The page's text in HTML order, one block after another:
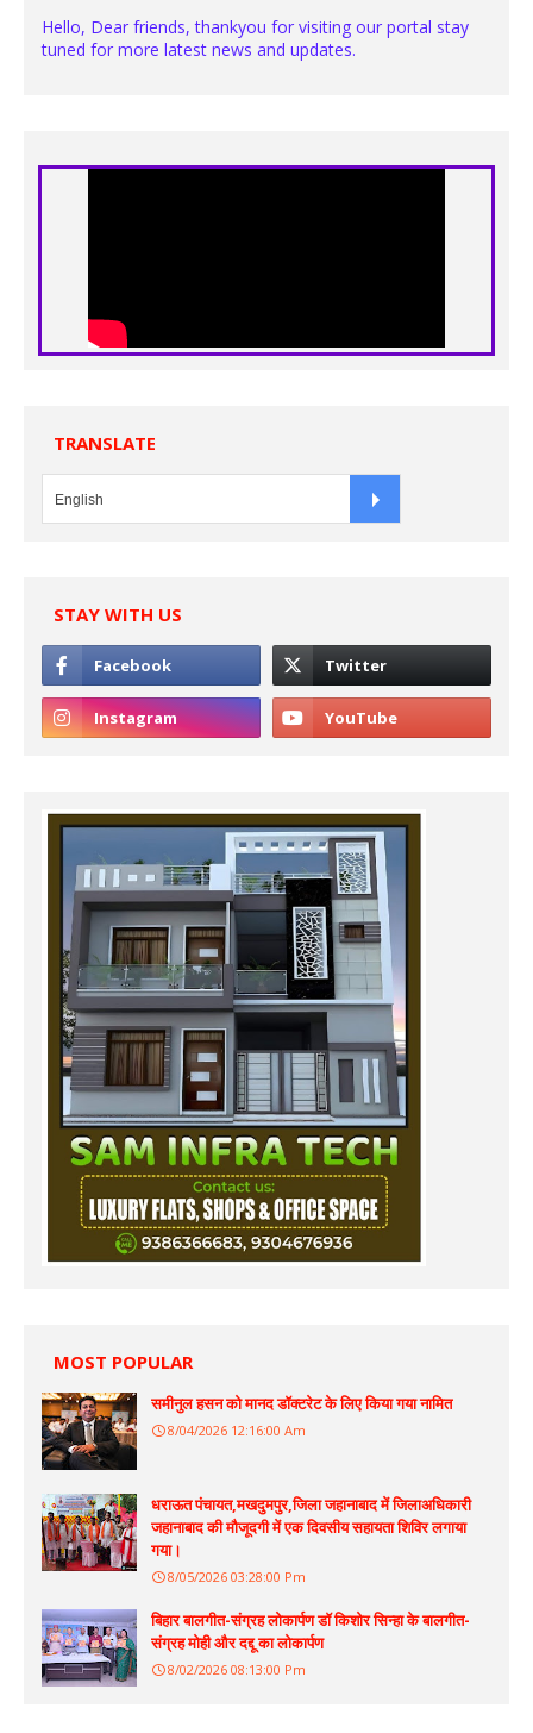
Hello, Dear friends, thankyou for visiting our portal stay
tuned for more latest news and updates.
TRANSLATE
STAY WITH US
MOST POPULAR
समीनुल हसन को मानद डॉक्टरेट के लिए किया गया नामित
8/04/2026 12:16:00 Am
धराऊत पंचायत,मखदुमपुर,जिला जहानाबाद में जिलाअधिकारी
जहानाबाद की मौजूदगी में एक दिवसीय सहायता शिविर लगाया
गया।
8/05/2026 03:28:00 Pm
बिहार बालगीत-संग्रह लोकार्पण डॉ किशोर सिन्हा के बालगीत-
संग्रह मोही और दद्दू का लोकार्पण
8/02/2026 08:13:00 Pm